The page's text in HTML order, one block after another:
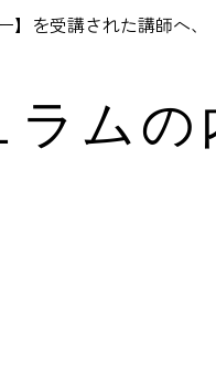
】を受講された講師へ
ムの